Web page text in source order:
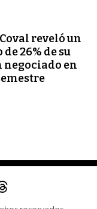
reveló un
26% de su
negociado en